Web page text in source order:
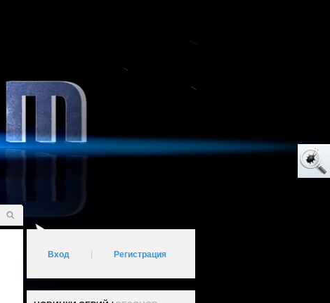
Вход Регистрация